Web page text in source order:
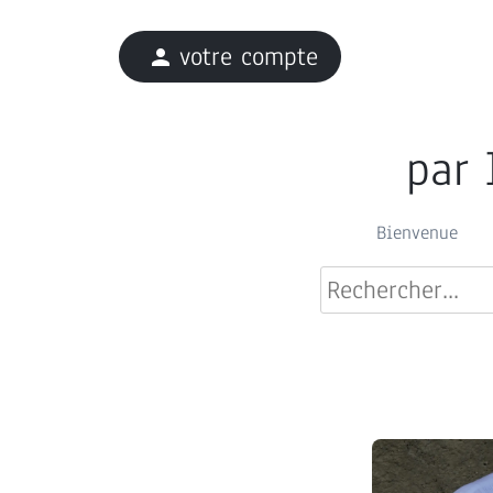
Bienvenue
par
person votre compte